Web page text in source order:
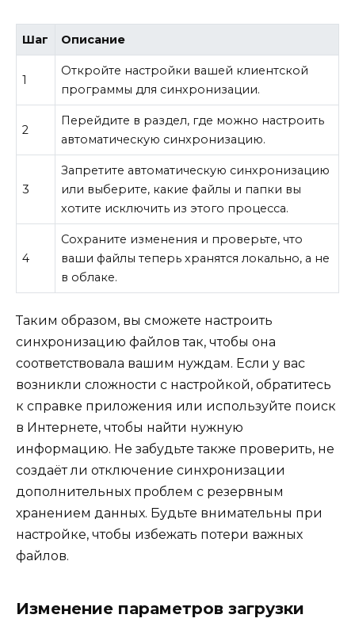
Шаг Описание
1
Откройте настройки вашей клиентской
программы для синхронизации.
2
Перейдите в раздел, где можно настроить
автоматическую синхронизацию.
3
Запретите автоматическую синхронизацию
или выберите, какие файлы и папки вы
хотите исключить из этого процесса.
4
Сохраните изменения и проверьте, что
ваши файлы теперь хранятся локально, а не
в облаке.
Таким образом, вы сможете настроить
синхронизацию файлов так, чтобы она
соответствовала вашим нуждам. Если у вас
возникли сложности с настройкой, обратитесь
к справке приложения или используйте поиск
в Интернете, чтобы найти нужную
информацию. Не забудьте также проверить, не
создаёт ли отключение синхронизации
дополнительных проблем с резервным
хранением данных. Будьте внимательны при
настройке, чтобы избежать потери важных
файлов.
Изменение параметров загрузки